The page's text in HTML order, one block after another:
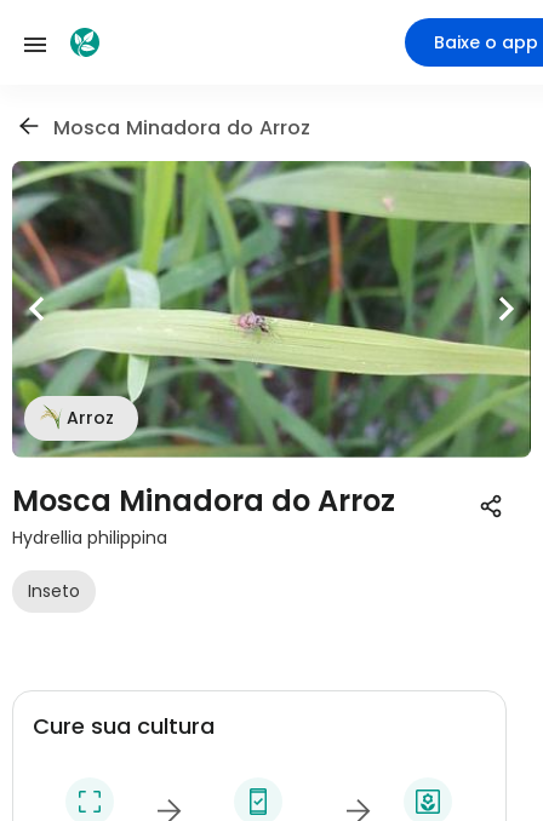
Baixe o app
Mosca Minadora do Arroz
Arroz
Mosca Minadora do Arroz
Hydrellia philippina
Inseto
Cure sua cultura